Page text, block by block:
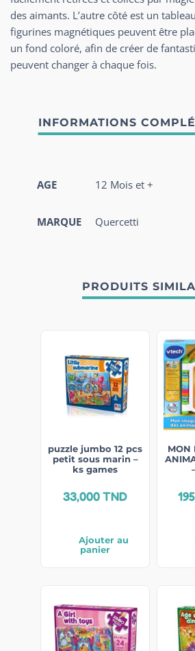
des aimants. L’autre côté est un
figurines magnétiques peuvent être
un fond coloré, afin de créer de
peuvent changer à chaque fois.
AGE 12 Mois et +
MARQUE Quercetti
PRODUITS
puzzle jumbo 12 pcs
petit sous marin –
ks games
33,000TND
Ajouter au
panier
MON